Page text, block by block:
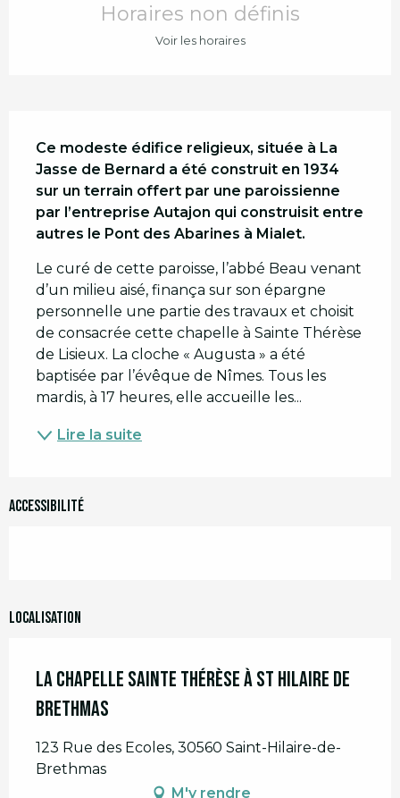
Horaires non définis
Voir les horaires
Description
Ce modeste édifice religieux, située à La
Jasse de Bernard a été construit en 1934
sur un terrain offert par une paroissienne
par l’entreprise Autajon qui construisit entre
autres le Pont des Abarines à Mialet.
Le curé de cette paroisse, l’abbé Beau venant
d’un milieu aisé, finança sur son épargne
personnelle une partie des travaux et choisit
de consacrée cette chapelle à Sainte Thérèse
de Lisieux. La cloche « Augusta » a été
baptisée par l’évêque de Nîmes. Tous les
mardis, à 17 heures, elle accueille les...
Lire la suite
Accessibilité
Localisation
La Chapelle Sainte Thérèse à St Hilaire de
Brethmas
123 Rue des Ecoles, 30560 Saint-Hilaire-de-
Brethmas
M'y rendre